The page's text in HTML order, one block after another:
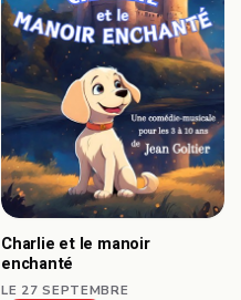
Charlie et le manoir
enchanté
LE 27 SEPTEMBRE